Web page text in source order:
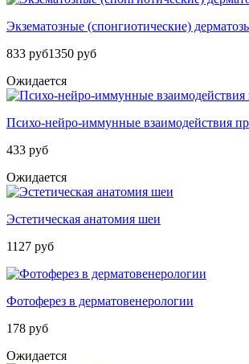
Экзематозные (спонгиотические)
833 руб1350 руб
Ожидается
Психо-нейро-иммунные взаимодействия
433 руб
Ожидается
Эстетическая анатомия шеи
1127 руб
Фотоферез в дерматовенерологии
178 руб
Ожидается